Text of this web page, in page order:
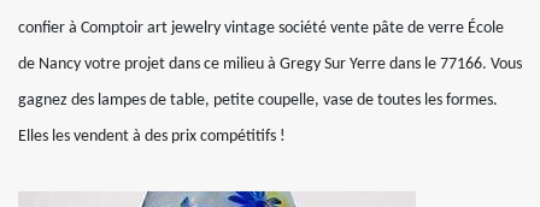
confier à Comptoir art jewelry vintage société vente pâte de verre École
de Nancy votre projet dans ce milieu à Gregy Sur Yerre dans le 77166. Vous
gagnez des lampes de table, petite coupelle, vase de toutes les formes.
Elles les vendent à des prix compétitifs !